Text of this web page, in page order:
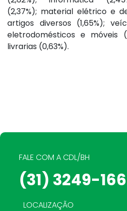
(2,37%); material elétrico e
artigos diversos (1,65%);
eletrodomésticos e móveis
livrarias (0,63%).
FALE COM A CDL/BH
(31) 3249-
LOCALIZAÇÃO